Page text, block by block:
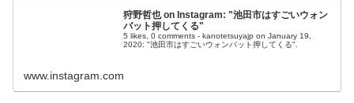
狩野哲也 on Instagram: "池田市はすごいウォン
バット押してくる"
5 likes, 0 comments - kanotetsuyajp on January 19,
2020: "池田市はすごいウォンバット押してくる".
www.instagram.com